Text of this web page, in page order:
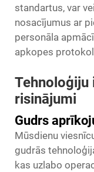
standartus, var
nosacījumus ar
personāla
apkopes
Tehnoloģiju
risinājumi
Gudrs
Mūsdienu
gudrās
kas uzlabo